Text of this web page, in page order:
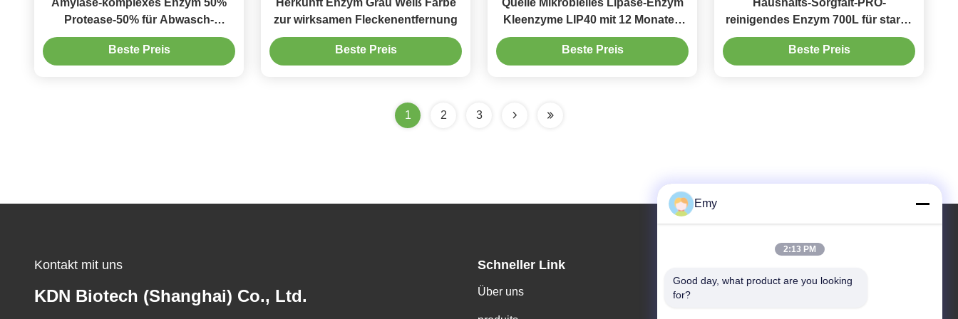
Amylase-komplexes Enzym 50%
Protease-50% für Abwasch-
Reinigungsmittel entfernen Protein
Beste Preis
Herkunft Enzym Grau Weiß Farbe
zur wirksamen Fleckenentfernung
Beste Preis
Quelle Mikrobielles Lipase-Enzym
Kleenzyme LIP40 mit 12 Monaten
Haltbarkeit und Quelle
Beste Preis
Haushalts-Sorgfalt-PRO-
reinigendes Enzym 700L für starke
Flecke
Beste Preis
1 2 3
Kontakt mit uns
KDN Biotech (Shanghai) Co., Ltd.
Schneller Link
Über uns Anschrift
Emy
2:13 PM
Good day, what product are you looking
for?